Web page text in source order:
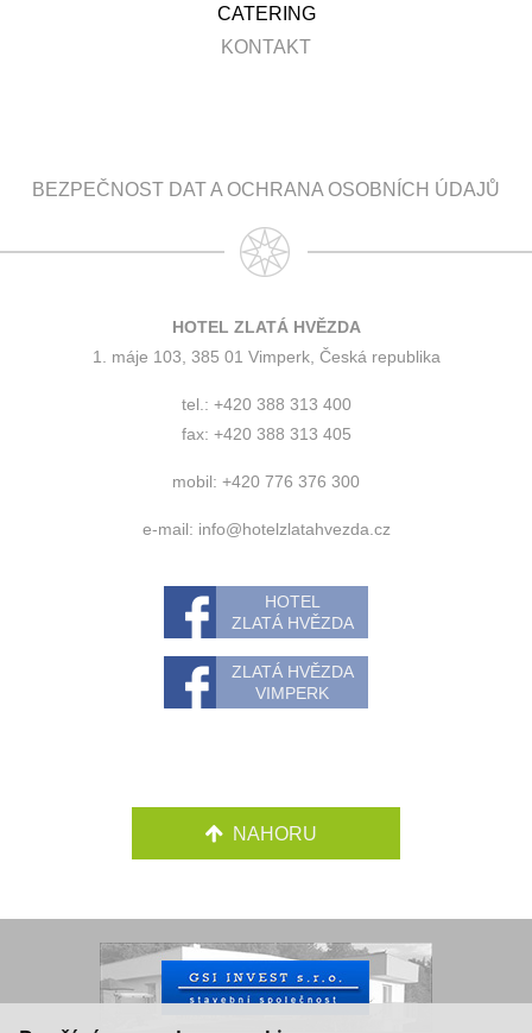
CATERING
KONTAKT
BEZPEČNOST DAT A OCHRANA OSOBNÍCH ÚDAJŮ
HOTEL ZLATÁ HVĚZDA
1. máje 103, 385 01 Vimperk, Česká republika
tel.: +420 388 313 400
fax: +420 388 313 405
mobil: +420 776 376 300
e-mail: info@hotelzlatahvezda.cz
HOTEL
ZLATÁ HVĚZDA
ZLATÁ HVĚZDA
VIMPERK
NAHORU